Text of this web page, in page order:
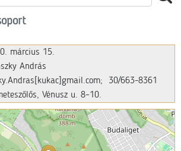
március 15.
András
[kukac] gmail.com; 30/663-8361
Vénusz u. 8–10.